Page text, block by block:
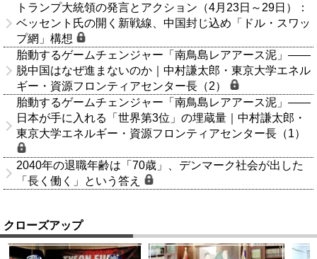
トランプ大統領の発言とアクション（4月23日～29日）：
ベッセント氏の開く新戦線、中国封じ込め「ドル・スワッ
プ網」構想
胎動するゲームチェンジャー「南鳥島レアアース泥」――
脱中国はなぜ進まないのか｜中村謙太郎・東京大学エネル
ギー・資源フロンティアセンター長（2）
胎動するゲームチェンジャー「南鳥島レアアース泥」――
日本が手に入れる「世界第3位」の埋蔵量｜中村謙太郎・
東京大学エネルギー・資源フロンティアセンター長（1）
2040年の退職年齢は「70歳」、デンマーク社会が出した
「長く働く」という答え
クローズアップ